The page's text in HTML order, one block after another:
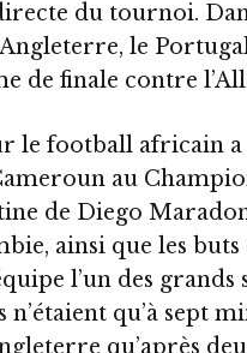
du tournoi.
le
de finale contre
le football africain
au
de Diego
ainsi que les buts
l’un des
qu’à sept
qu’après